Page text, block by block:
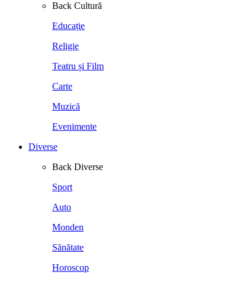
Back Cultură
Educație
Religie
Teatru și Film
Carte
Muzică
Evenimente
Diverse
Back Diverse
Sport
Auto
Monden
Sănătate
Horoscop